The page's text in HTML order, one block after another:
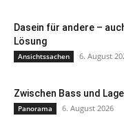
Dasein für andere –
Lösung
Ansichtssachen 6. August
Zwischen Bass und
Panorama 6. August 2026